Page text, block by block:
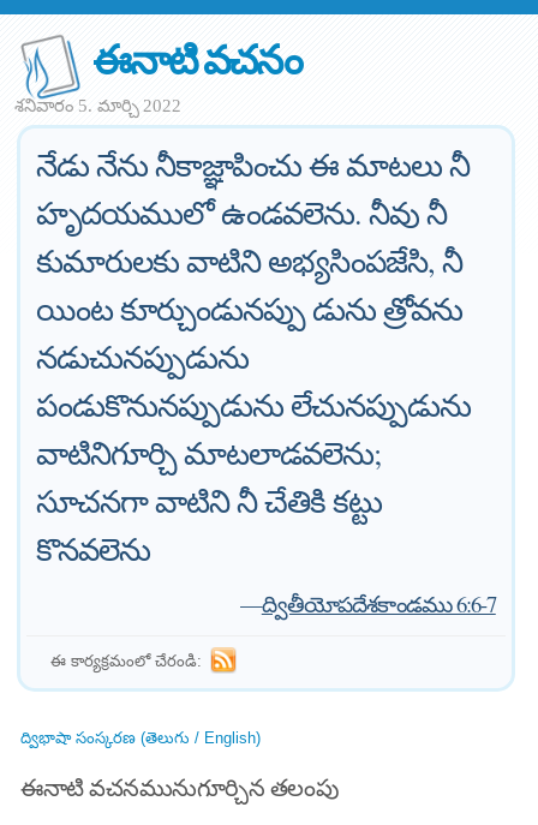
ఈనాటి వచనం
శనివారం 5. మార్చి 2022
నేడు నేను నీకాజ్ఞాపించు ఈ మాటలు నీ
హృదయములో ఉండవలెను. నీవు నీ
కుమారులకు వాటిని అభ్యసింపజేసి, నీ
యింట కూర్చుండునప్పు డును త్రోవను
నడుచునప్పుడును
పండుకొనునప్పుడును లేచునప్పుడును
వాటినిగూర్చి మాటలాడవలెను;
సూచనగా వాటిని నీ చేతికి కట్టు
కొనవలెను
—ద్వితీయోపదేశకాండము 6:6-7
ఈ కార్యక్రమంలో చేరండి:
ద్విభాషా సంస్కరణ (తెలుగు / English)
ఈనాటి వచనమునుగూర్చిన తలంపు